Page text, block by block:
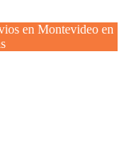
en Montevideo en